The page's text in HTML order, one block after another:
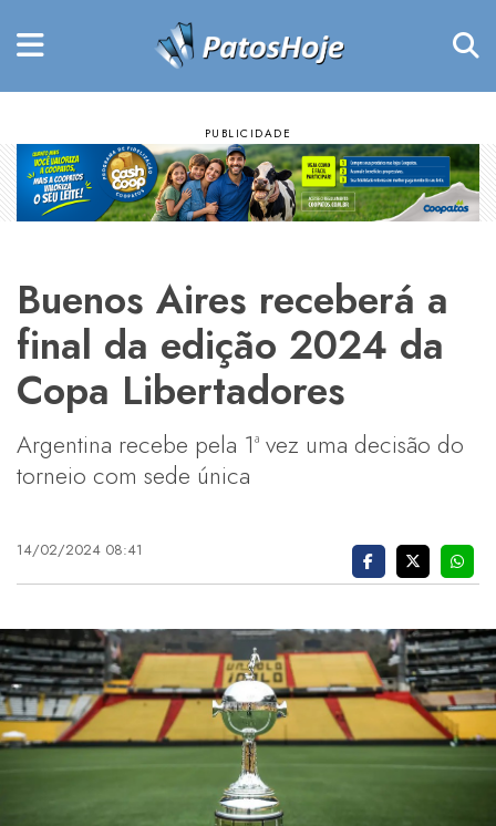
Buenos Aires receberá a
final da edição 2024 da
Copa Libertadores
Argentina recebe pela 1ª vez uma decisão do
torneio com sede única
14/02/2024 08:41